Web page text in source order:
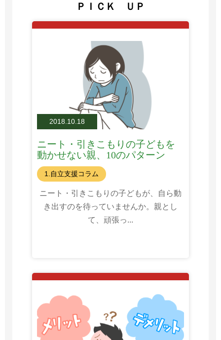
ＰＩＣＫ ＵＰ
2018.10.18
ニート・引きこもりの子どもを
動かせない親、10のパターン
1.自立支援コラム
ニート・引きこもりの子どもが、自ら動
き出すのを待っていませんか。親とし
て、頑張っ...